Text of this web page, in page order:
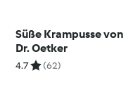
Süße Krampusse von
Dr. Oetker
4.7 (62)